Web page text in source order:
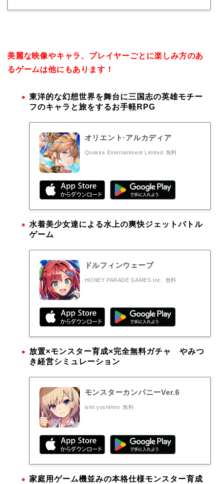
美麗な映像やキャラ、プレイヤーごとに楽しみ方のあ
るゲームは他にもあります！
東洋的な幻想世界を舞台に三国志の英雄モチー
フのキャラと旅をするお手軽RPG
オリエント·アルカディア
Qookka Entertainment Limited 無料
水着美少女達による水上の爽快ジェットバトル
ゲーム
ドルフィンウェーブ
HONEY PARADE GAMES Inc. 無料
放置×モンスター育成×完全無料ガチャ やみつ
き経営シミュレーション
モンスターカンパニーVer.6
ishii yoshihiro 無料
家庭用ゲーム機並みの本格仕様モンスター育成